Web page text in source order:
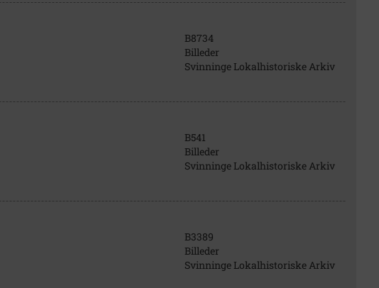
B8734
Billeder
Svinninge Lokalhistoriske Arkiv
B541
Billeder
Svinninge Lokalhistoriske Arkiv
B3389
Billeder
Svinninge Lokalhistoriske Arkiv